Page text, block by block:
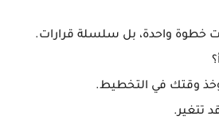
خطوة واحدة، بل سلسلة قرارات.
وخذ وقتك في التخطيط.
تتغير.